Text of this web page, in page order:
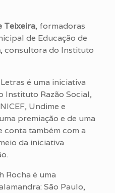
Teixeira, formadoras
de Educação de
, consultora do Instituto
é uma iniciativa
Instituto Razão Social,
Undime e
premiação e de uma
conta também com a
da iniciativa
Rocha é uma
São Paulo,